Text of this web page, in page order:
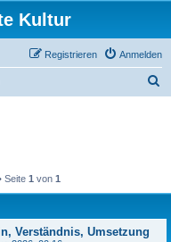
Kultur
Anmelden
Registrieren
Seite 1 von 1
Verständnis, Umsetzung